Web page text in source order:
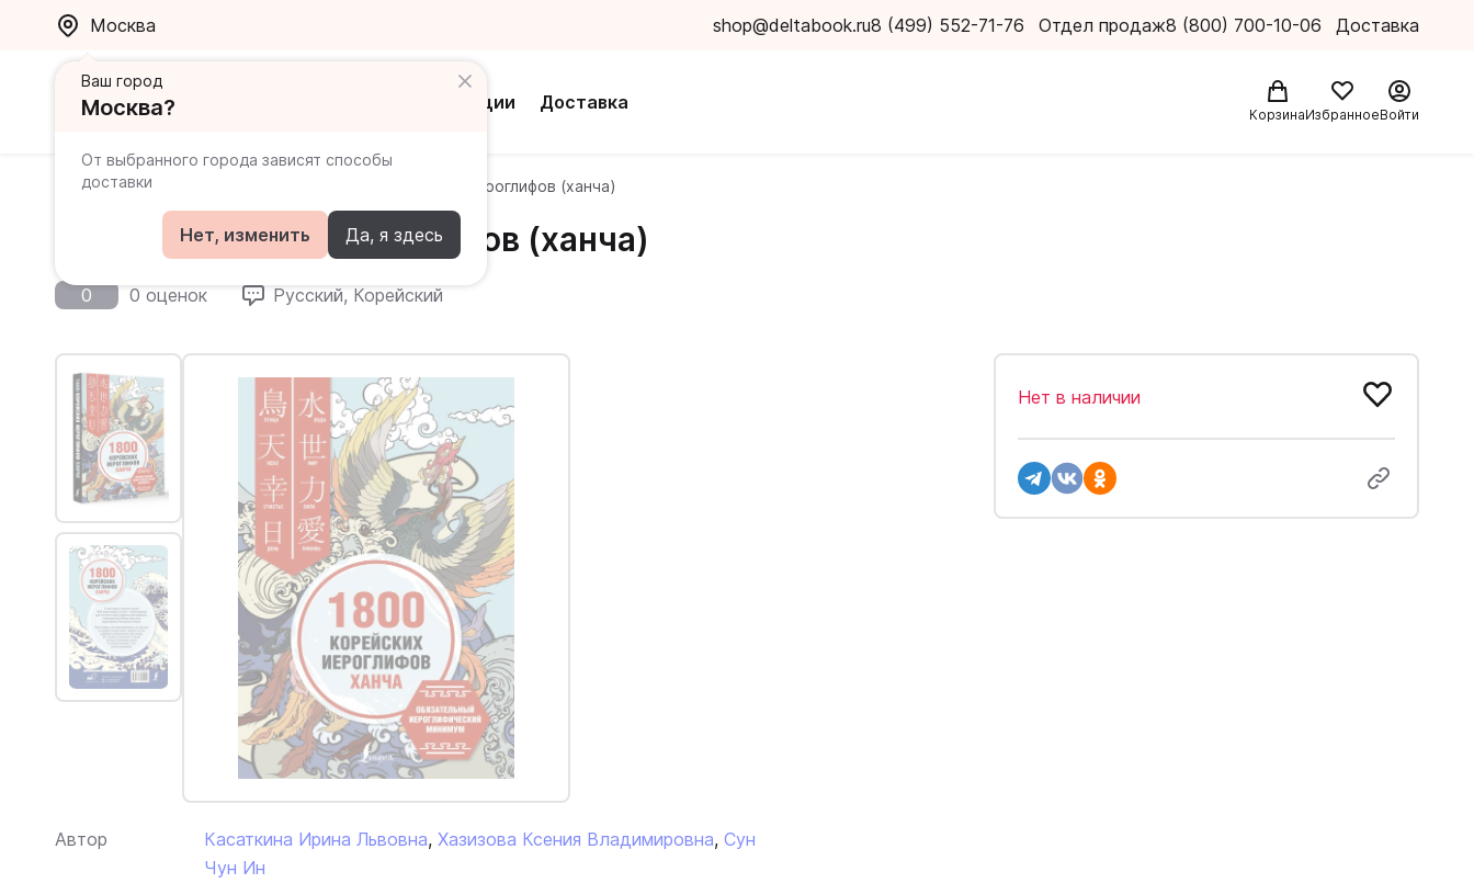
Москва shop@deltabook.ru8 (499) 552-71-76 Отдел продаж8 (800) 700-10-06 Доставка
Акции Доставка
КорзинаИзбранноеВойти
Ваш город
Москва?
От выбранного города зависят способы
доставки
Нет, изменить Да, я здесь
Главная Каталог 1800 корейских иероглифов (ханча)
1800 корейских иероглифов (ханча)
0 0 оценок Русский, Корейский
Автор Касаткина Ирина Львовна, Хазизова Ксения Владимировна, Сун
Чун Ин
Нет в наличии